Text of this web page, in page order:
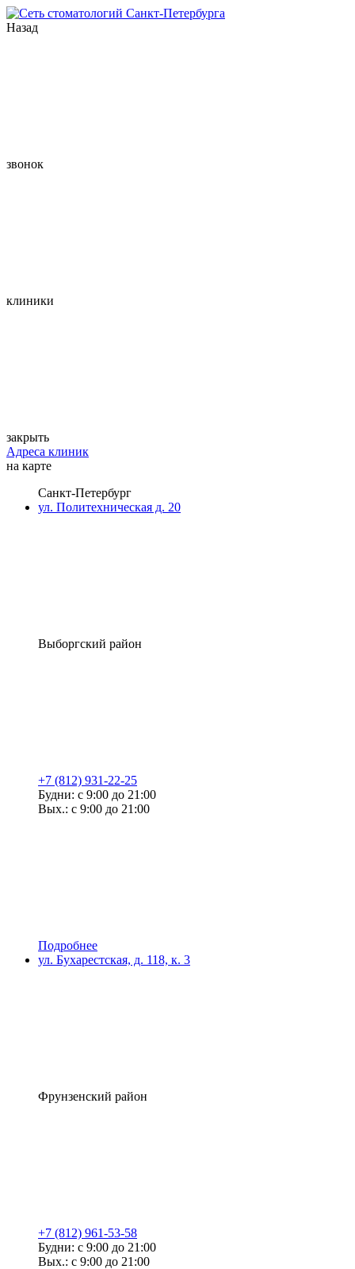
Назад
звонок
клиники
закрыть
Адреса клиник
на карте
Санкт-Петербург
ул. Политехническая д. 20
Выборгский район
+7 (812) 931-22-25
Будни: с 9:00 до 21:00
Вых.: с 9:00 до 21:00
Подробнее
ул. Бухарестская, д. 118, к. 3
Фрунзенский район
+7 (812) 961-53-58
Будни: с 9:00 до 21:00
Вых.: с 9:00 до 21:00